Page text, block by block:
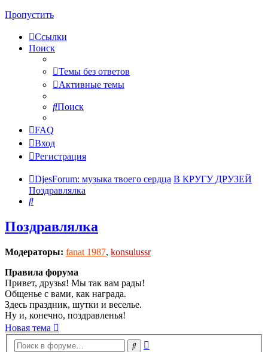
Пропустить
Ссылки
Поиск
Темы без ответов
Активные темы
Поиск
FAQ
Вход
Регистрация
DjesForum: музыка твоего сердца В КРУГУ ДРУЗЕЙ
Поздравлялка
Поиск
Поздравлялка
Модераторы: fanat 1987, konsulussr
Правила форума
Привет, друзья! Мы так вам рады!
Общенье с вами, как награда.
Здесь праздник, шутки и веселье.
Ну и, конечно, поздравленья!
Новая тема
Поиск